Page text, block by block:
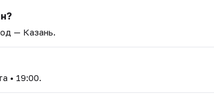
— Казань.
• 19:00.